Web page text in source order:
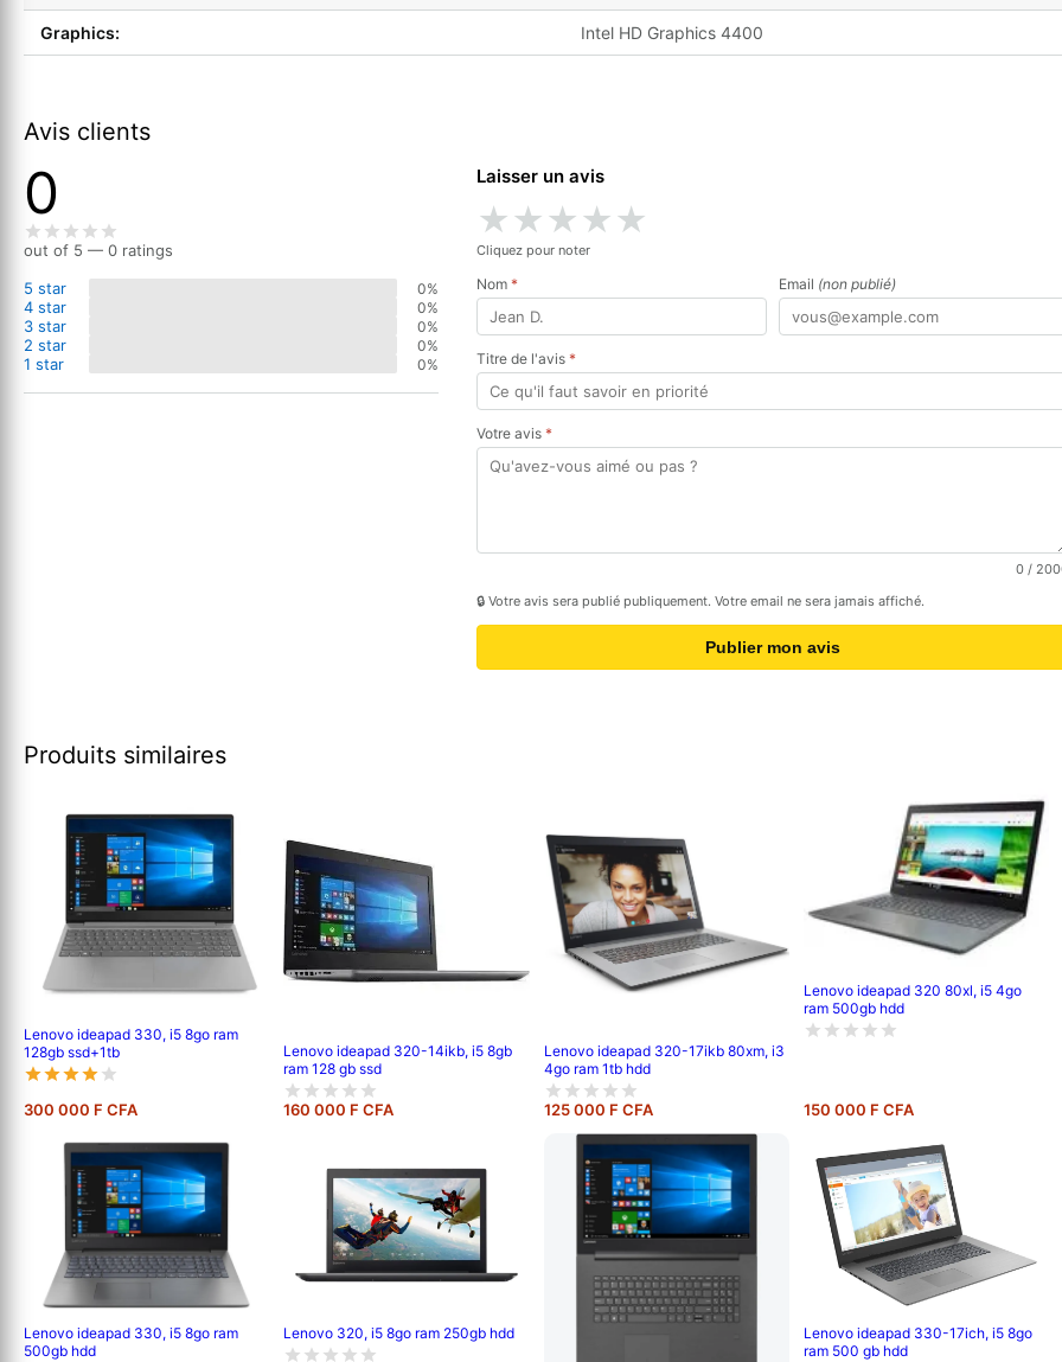
Graphics: Intel HD Graphics 4400
Avis clients
0
out of 5 — 0 ratings
5 star
0%
4 star 0%
3 star 0%
2 star 0%
1 star 0%
Laisser un avis
★★★★★
Cliquez pour noter
Nom * Email (non publié)
Titre de l'avis *
Votre avis *
0 /
🔒 Votre avis sera publié publiquement. Votre email ne sera jamais affiché.
Publier mon avis
Produits similaires
Lenovo ideapad 330, i5 8go ram
128gb ssd+1tb
300 000 F CFA
Lenovo ideapad 320-14ikb, i5 8gb
ram 128 gb ssd
160 000 F CFA
Lenovo ideapad 320-17ikb 80xm, i3
4go ram 1tb hdd
125 000 F CFA
Lenovo ideapad 320 80xl, i5 4go
ram 500gb hdd
150 000 F CFA
Lenovo ideapad 330, i5 8go ram
500gb hdd
Lenovo 320, i5 8go ram 250gb hdd
Lenovo ideapad 330-17ich, i5 8go
ram 500 gb hdd